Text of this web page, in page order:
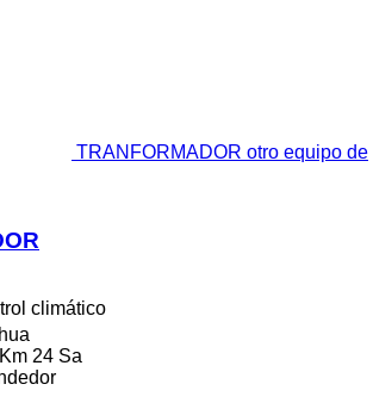
TRANFORMADOR otro equipo de
climático
24 Sa